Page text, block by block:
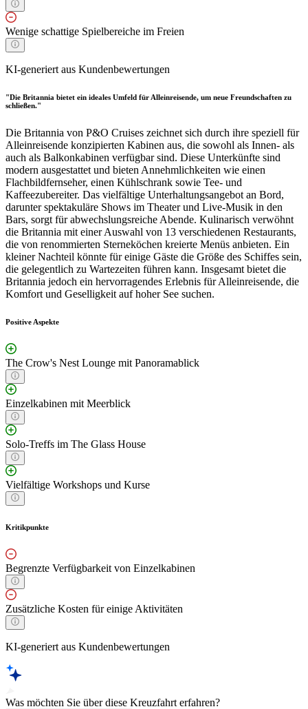
Wenige schattige Spielbereiche im Freien
KI-generiert aus Kundenbewertungen
"Die Britannia bietet ein ideales Umfeld für Alleinreisende, um neue Freundschaften zu
schließen."
Die Britannia von P&O Cruises zeichnet sich durch ihre speziell für
Alleinreisende konzipierten Kabinen aus, die sowohl als Innen- als
auch als Balkonkabinen verfügbar sind. Diese Unterkünfte sind
modern ausgestattet und bieten Annehmlichkeiten wie einen
Flachbildfernseher, einen Kühlschrank sowie Tee- und
Kaffeezubereiter. Das vielfältige Unterhaltungsangebot an Bord,
darunter spektakuläre Shows im Theater und Live-Musik in den
Bars, sorgt für abwechslungsreiche Abende. Kulinarisch verwöhnt
die Britannia mit einer Auswahl von 13 verschiedenen Restaurants,
die von renommierten Sterneköchen kreierte Menüs anbieten. Ein
kleiner Nachteil könnte für einige Gäste die Größe des Schiffes sein,
die gelegentlich zu Wartezeiten führen kann. Insgesamt bietet die
Britannia jedoch ein hervorragendes Erlebnis für Alleinreisende, die
Komfort und Geselligkeit auf hoher See suchen.
Positive Aspekte
The Crow's Nest Lounge mit Panoramablick
Einzelkabinen mit Meerblick
Solo-Treffs im The Glass House
Vielfältige Workshops und Kurse
Kritikpunkte
Begrenzte Verfügbarkeit von Einzelkabinen
Zusätzliche Kosten für einige Aktivitäten
KI-generiert aus Kundenbewertungen
Was möchten Sie über diese Kreuzfahrt erfahren?